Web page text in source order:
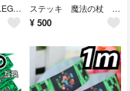
ミニフィグ 顔 LEGO互換 レゴブロック 誕生日プレゼント インテリア ステッキ 魔法の杖 LEGO互換 レゴ武器 クリスマス インテリア プレゼント
¥ 500